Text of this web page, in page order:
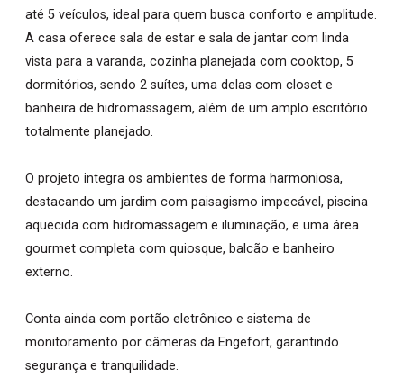
até 5 veículos, ideal para quem busca conforto e amplitude.
A casa oferece sala de estar e sala de jantar com linda
vista para a varanda, cozinha planejada com cooktop, 5
dormitórios, sendo 2 suítes, uma delas com closet e
banheira de hidromassagem, além de um amplo escritório
totalmente planejado.
O projeto integra os ambientes de forma harmoniosa,
destacando um jardim com paisagismo impecável, piscina
aquecida com hidromassagem e iluminação, e uma área
gourmet completa com quiosque, balcão e banheiro
externo.
Conta ainda com portão eletrônico e sistema de
monitoramento por câmeras da Engefort, garantindo
segurança e tranquilidade.